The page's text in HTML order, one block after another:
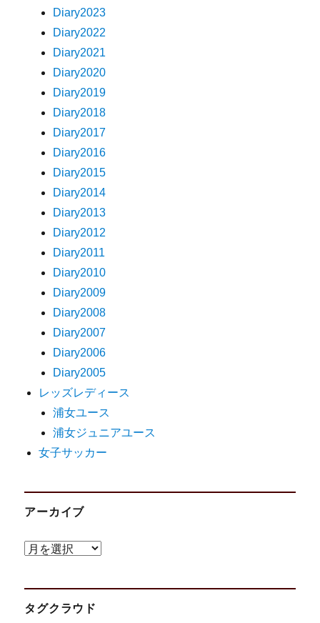
Diary2023
Diary2022
Diary2021
Diary2020
Diary2019
Diary2018
Diary2017
Diary2016
Diary2015
Diary2014
Diary2013
Diary2012
Diary2011
Diary2010
Diary2009
Diary2008
Diary2007
Diary2006
Diary2005
レッズレディース
浦女ユース
浦女ジュニアユース
女子サッカー
アーカイブ
ア
カ
イ
タグクラウド